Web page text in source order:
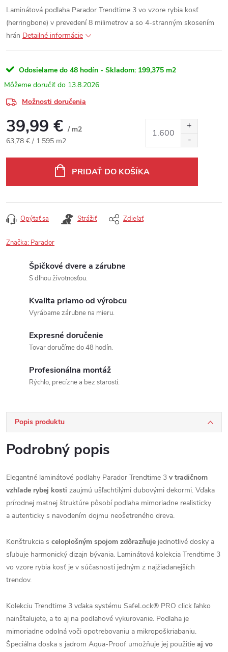
Laminátová podlaha Parador Trendtime 3 vo vzore rybia kosť
(herringbone) v prevedení 8 milimetrov a so 4-stranným skosením
hrán Detailné informácie
Odosielame do 48 hodín - Skladom: 199,375 m2
13.8.2026
Možnosti doručenia
39,99 € / m2
Jednotková cena:
63,78 € / 1.595 m2
PRIDAŤ DO KOŠÍKA
Opýtať sa Strážiť Zdieľať
Značka: Parador
Špičkové dvere a zárubne
S dlhou životnosťou.
Kvalita priamo od výrobcu
Vyrábame zárubne na mieru.
Expresné doručenie
Tovar doručíme do 48 hodín.
Profesionálna montáž
Rýchlo, precízne a bez starostí.
Popis produktu
Podrobný popis
Elegantné laminátové podlahy Parador Trendtime 3 v tradičnom
vzhľade rybej kosti zaujmú ušľachtilými dubovými dekormi. Vďaka
prírodnej matnej štruktúre pôsobí podlaha mimoriadne realisticky
a autenticky s navodením dojmu neošetreného dreva.
Konštrukcia s celoplošným spojom zdôrazňuje jednotlivé dosky a
sľubuje harmonický dizajn bývania. Laminátová kolekcia Trendtime 3
vo vzore rybia kosť je v súčasnosti jedným z najžiadanejších
trendov.
Kolekciu Trendtime 3 vďaka systému SafeLock® PRO click ľahko
nainštalujete, a to aj na podlahové vykurovanie. Podlaha je
mimoriadne odolná voči opotrebovaniu a mikropoškriabaniu.
Špeciálna doska s jadrom Aqua-Proof umožňuje jej použitie aj vo